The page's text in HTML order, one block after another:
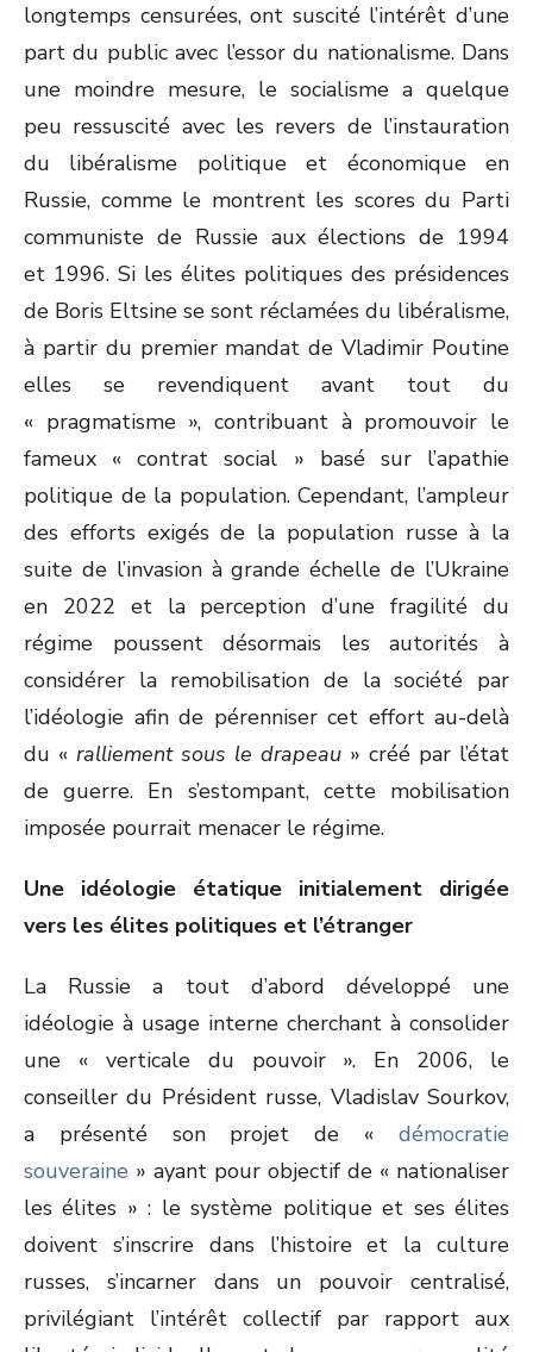
longtemps censurées, ont suscité l’intérêt d’une
part du public avec l’essor du nationalisme. Dans
une moindre mesure, le socialisme a quelque
peu ressuscité avec les revers de l’instauration
du libéralisme politique et économique en
Russie, comme le montrent les scores du Parti
communiste de Russie aux élections de 1994
et 1996. Si les élites politiques des présidences
de Boris Eltsine se sont réclamées du libéralisme,
à partir du premier mandat de Vladimir Poutine
elles se revendiquent avant tout du
« pragmatisme », contribuant à promouvoir le
fameux « contrat social » basé sur l’apathie
politique de la population. Cependant, l’ampleur
des efforts exigés de la population russe à la
suite de l’invasion à grande échelle de l’Ukraine
en 2022 et la perception d’une fragilité du
régime poussent désormais les autorités à
considérer la remobilisation de la société par
l’idéologie afin de pérenniser cet effort au-delà
du « ralliement sous le drapeau » créé par l’état
de guerre. En s’estompant, cette mobilisation
imposée pourrait menacer le régime.
Une idéologie étatique initialement dirigée
vers les élites politiques et l’étranger
La Russie a tout d’abord développé une
idéologie à usage interne cherchant à consolider
une « verticale du pouvoir ». En 2006, le
conseiller du Président russe, Vladislav Sourkov,
a présenté son projet de « démocratie
souveraine » ayant pour objectif de « nationaliser
les élites » : le système politique et ses élites
doivent s’inscrire dans l’histoire et la culture
russes, s’incarner dans un pouvoir centralisé,
privilégiant l’intérêt collectif par rapport aux